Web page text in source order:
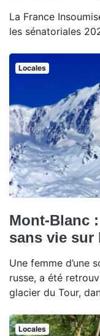
La France
les sénatoriales
Locales
Mont-Blanc
sans vie sur
Une femme d’une
russe, a été
glacier du Tour,
Locales